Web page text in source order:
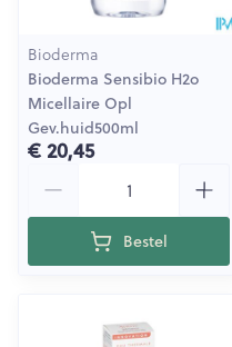
Bioderma
Bioderma Sensibio H2o
Micellaire Opl
Gev.huid500ml
€ 20,45
Bestel